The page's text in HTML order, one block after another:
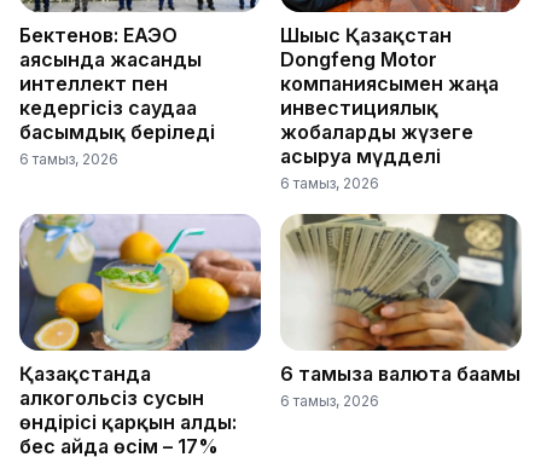
Бектенов: ЕАЭО
аясында жасанды
интеллект пен
кедергісіз саудаға
басымдық беріледі
6 тамыз, 2026
Шығыс Қазақстан
Dongfeng Motor
компаниясымен жаңа
инвестициялық
жобаларды жүзеге
асыруға мүдделі
6 тамыз, 2026
Қазақстанда
алкогольсіз сусын
өндірісі қарқын алды:
бес айда өсім – 17%
6 тамызға валюта бағамы
6 тамыз, 2026